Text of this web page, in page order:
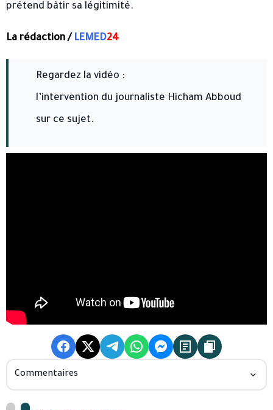
prétend bâtir sa légitimité.
La rédaction / LEMED24
Regardez la vidéo :
l’intervention du journaliste Hicham Abboud
sur ce sujet.
Commentaires